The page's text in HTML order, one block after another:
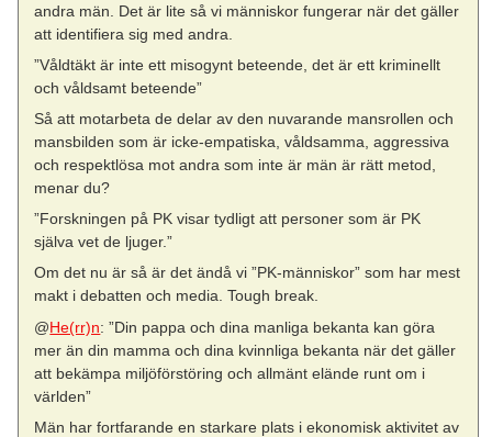
andra män. Det är lite så vi människor fungerar när det gäller
att identifiera sig med andra.
”Våldtäkt är inte ett misogynt beteende, det är ett kriminellt
och våldsamt beteende”
Så att motarbeta de delar av den nuvarande mansrollen och
mansbilden som är icke-empatiska, våldsamma, aggressiva
och respektlösa mot andra som inte är män är rätt metod,
menar du?
”Forskningen på PK visar tydligt att personer som är PK
själva vet de ljuger.”
Om det nu är så är det ändå vi ”PK-människor” som har mest
makt i debatten och media. Tough break.
@He(rr)n: ”Din pappa och dina manliga bekanta kan göra
mer än din mamma och dina kvinnliga bekanta när det gäller
att bekämpa miljöförstöring och allmänt elände runt om i
världen”
Män har fortfarande en starkare plats i ekonomisk aktivitet av